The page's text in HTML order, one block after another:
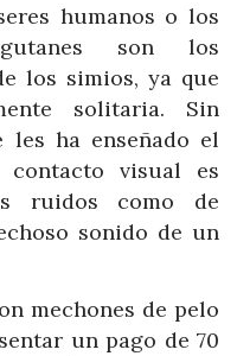
humanos o los
son los
los simios, ya que
solitaria. Sin
les ha enseñado el
visual es
ruidos como de
sonido de un
mechones de pelo
un pago de 70